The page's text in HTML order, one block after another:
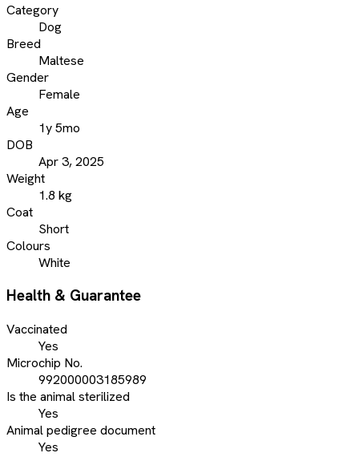
Category
Dog
Breed
Maltese
Gender
Female
Age
1y 5mo
DOB
Apr 3, 2025
Weight
1.8 kg
Coat
Short
Colours
White
Health & Guarantee
Vaccinated
Yes
Microchip No.
992000003185989
Is the animal sterilized
Yes
Animal pedigree document
Yes